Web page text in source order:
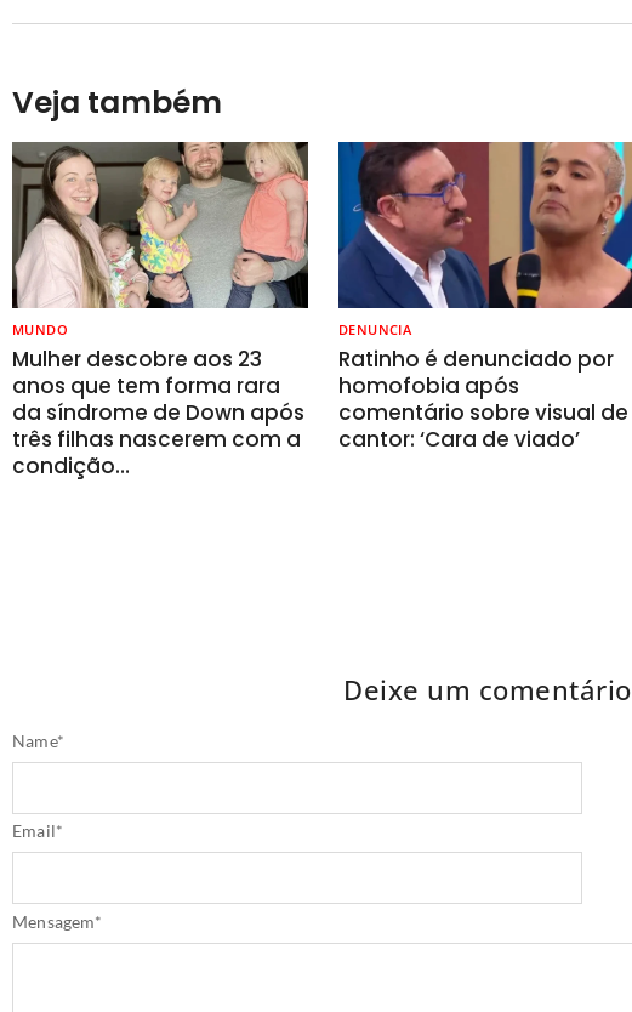
Veja também
MUNDO
Mulher descobre aos 23
anos que tem forma rara
da síndrome de Down após
três filhas nascerem com a
condição…
DENUNCIA
Ratinho é denunciado por
homofobia após
comentário sobre visual de
cantor: ‘Cara de viado’
Deixe um comentário
Name*
Email*